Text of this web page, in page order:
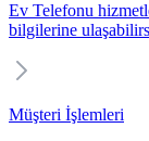
Ev Telefonu
bilgilerine
Müşteri İşlemleri